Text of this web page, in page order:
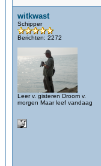
witkwast
Schipper
Berichten: 2272
Leer v. gisteren Droom v.
morgen Maar leef vandaag